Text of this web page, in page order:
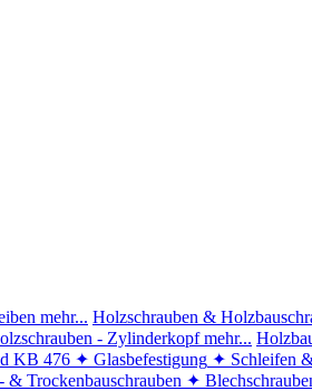
mehr... Holzschrauben &
- Zylinderkopf mehr...
KB 476 ✦ Glasbefestigung ✦ Schleifen
& Trockenbauschrauben ✦